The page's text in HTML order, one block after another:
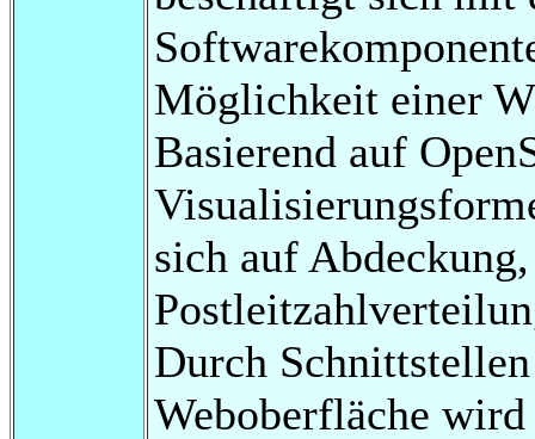
Möglichkeit einer
Basierend auf
sich auf
Durch
Weboberfläche